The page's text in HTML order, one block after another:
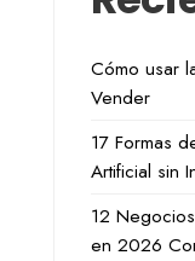
Cómo usar
Vender
17 Formas
Artificial sin
12
en 2026